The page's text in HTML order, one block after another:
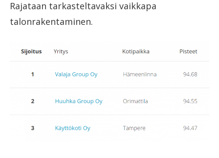
Rajataan tarkasteltavaksi vaikkapa
talonrakentaminen.